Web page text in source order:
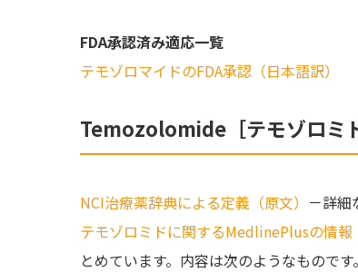
FDA承認済み適応一覧
テモゾロマイドのFDA承認（日本語訳）
Temozolomide［テモゾロミド
NCI治療薬辞典による定義（原文） －詳細
テモゾロミドに関するMedlinePlusの情報
とめています。内容は次のようなものです。